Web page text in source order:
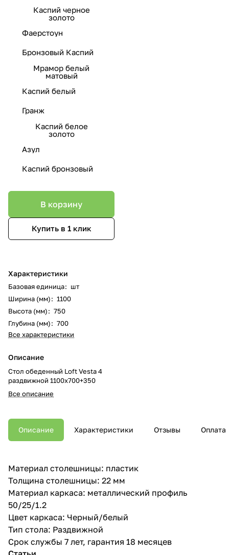
Каспий черное
золото
Фаерстоун
Бронзовый Каспий
Мрамор белый
матовый
Каспий белый
Гранж
Каспий белое
золото
Азул
Каспий бронзовый
В корзину
Купить в 1 клик
Характеристики
Базовая единица: шт
Ширина (мм): 1100
Высота (мм): 750
Глубина (мм): 700
Все характеристики
Описание
Стол обеденный Loft Vesta 4
раздвижной 1100х700+350
Все описание
Описание Характеристики Отзывы Оплата
Материал столешницы: пластик
Толщина столешницы: 22 мм
Материал каркаса: металлический профиль
50/25/1.2
Цвет каркаса: Черный/белый
Тип стола: Раздвижной
Срок службы 7 лет, гарантия 18 месяцев